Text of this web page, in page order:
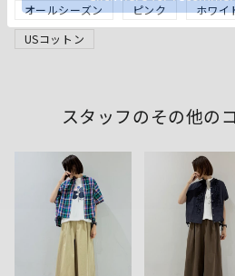
オールシーズン
ピンク ホワイ
USコットン
スタッフのその他の